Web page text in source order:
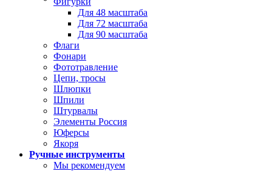
Для 48 масштаба
Для 72 масштаба
Для 90 масштаба
Флаги
Фонари
Фототравление
Цепи, тросы
Шлюпки
Шпили
Штурвалы
Элементы Россия
Юферсы
Якоря
Ручные инструменты
Мы рекомендуем